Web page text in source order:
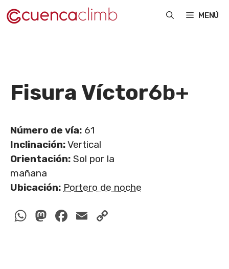
Saltar
al
MENÚ
Fisura Víctor6b+
Número de vía: 61
Inclinación:Vertical
Orientación: Sol por la
mañana
Ubicación: Portero de noche
WhatsApp
Mastodon
Facebook
Email